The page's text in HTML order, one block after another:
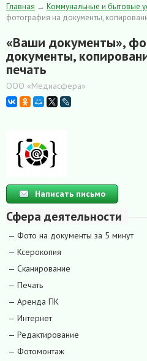
Главная → Коммунальные и бытовые
фотография на документы,
«Ваши документы»,
документы,
печать
ООО «Медиасфера»
Написать письмо
Сфера деятельности
— Фото на документы за 5 минут
— Ксерокопия
— Сканирование
— Печать
— Аренда ПК
— Интернет
— Редактирование
— Фотомонтаж